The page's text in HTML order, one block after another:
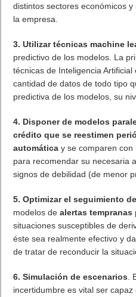
distintos sectores económicos
la empresa.
3. Utilizar técnicas machine
predictivo de los modelos. La
técnicas de Inteligencia
cantidad de datos de todo tipo
predictiva de los modelos, su
4. Disponer de modelos
crédito que se reestimen
automática y se comparen
para recomendar su necesaria
signos de debilidad (de menor
5. Optimizar el seguimiento
modelos dealertas tempranas
situaciones susceptibles de
éste sea realmente efectivo y
de tratar de reconducir la
6. Simulación de escenarios
incertidumbre es vital ser